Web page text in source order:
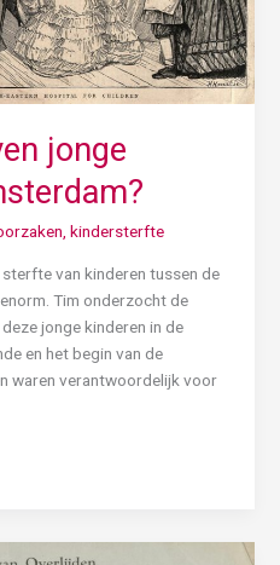
jonge
kindersterfte
van kinderen tussen de
Tim onderzocht de
jonge kinderen in de
en het begin van de
waren verantwoordelijk voor